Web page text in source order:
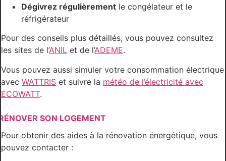
Dégivrez régulièrement le congélateur et le
réfrigérateur
Pour des conseils plus détaillés, vous pouvez consultez
les sites de l’ANIL et de l’ADEME.
Vous pouvez aussi simuler votre consommation électrique
avec WATTRIS et suivre la météo de l’électricité avec
ECOWATT.
SON LOGEMENT
Pour obtenir des aides à la rénovation énergétique, vous
pouvez contacter :